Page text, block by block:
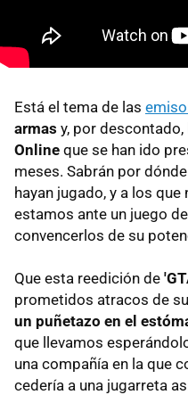
Está el tema de las
armas y, por
Online que se han ido
meses. Sabrán por
hayan jugado, y a los
estamos ante un juego
convencerlos de su
Que esta reedición de
prometidos atracos de
un puñetazo en el
que llevamos
una compañía en la que
cedería a una jugarreta